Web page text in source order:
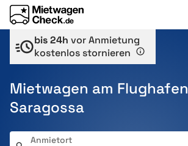
bis 24h vor Anmietung
kostenlos stornieren
Mietwagen am Flughafen
Saragossa
Anmietort